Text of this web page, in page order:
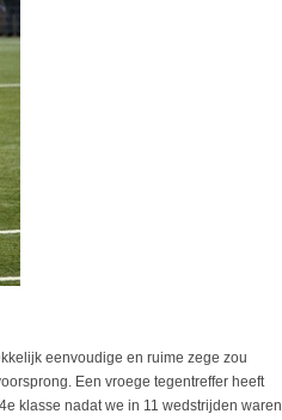
eenvoudige en ruime zege zou
Een vroege tegentreffer heeft
klasse nadat we in 11 wedstrijden waren